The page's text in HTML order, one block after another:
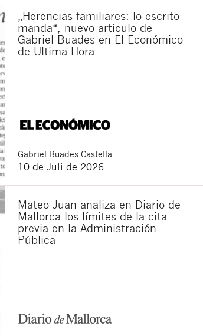
„Herencias familiares: lo escrito
manda“, nuevo artículo de
Gabriel Buades en El Económico
de Ultima Hora
Gabriel Buades Castella
10 de Juli de 2026
Mateo Juan analiza en Diario de
Mallorca los límites de la cita
previa en la Administración
Pública